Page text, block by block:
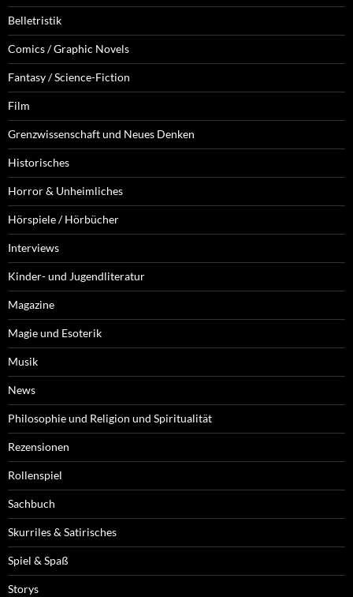
Belletristik
Comics / Graphic Novels
Fantasy / Science-Fiction
Film
Grenzwissenschaft und Neues Denken
Historisches
Horror & Unheimliches
Hörspiele / Hörbücher
Interviews
Kinder- und Jugendliteratur
Magazine
Magie und Esoterik
Musik
News
Philosophie und Religion und Spiritualität
Rezensionen
Rollenspiel
Sachbuch
Skurriles & Satirisches
Spiel & Spaß
Storys